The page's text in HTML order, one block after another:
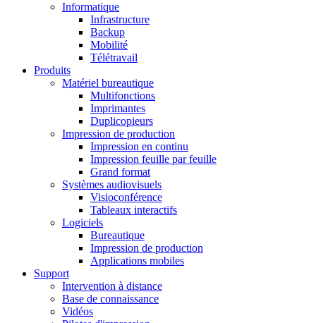
Informatique
Infrastructure
Backup
Mobilité
Télétravail
Produits
Matériel bureautique
Multifonctions
Imprimantes
Duplicopieurs
Impression de production
Impression en continu
Impression feuille par feuille
Grand format
Systèmes audiovisuels
Visioconférence
Tableaux interactifs
Logiciels
Bureautique
Impression de production
Applications mobiles
Support
Intervention à distance
Base de connaissance
Vidéos